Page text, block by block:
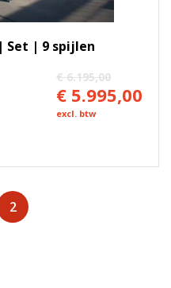
Set | 9 spijlen
€ 6.195,00
€ 5.995,00
excl. btw
2